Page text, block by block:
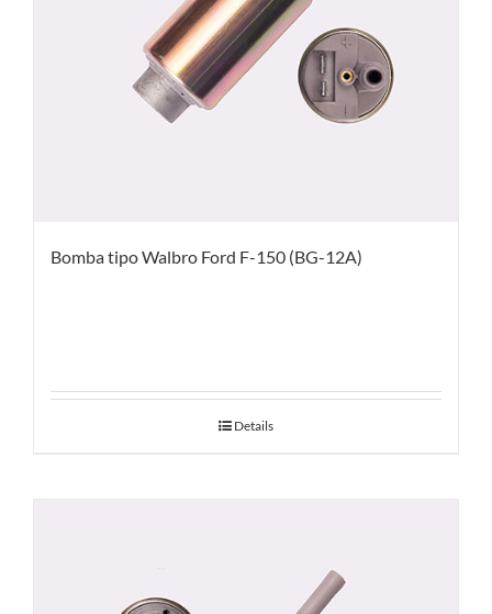
Bomba tipo Walbro Ford F-150 (BG-12A)
Details